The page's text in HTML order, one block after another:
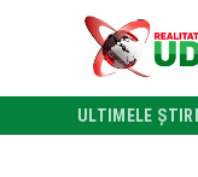
ULTIMELE ȘTIRI